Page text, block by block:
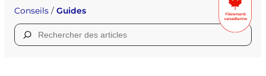
Conseils / Guides
Rechercher :